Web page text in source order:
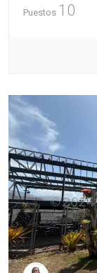
Puestos 10